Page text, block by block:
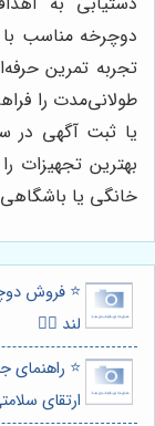
دوچرخه مناسب با
تجربه تمرین
طولانی‌مدت را
یا ثبت آگهی در
بهترین تجهیزات
خانگی یا
⭐️ فروش
لند 🚴‍♀️
⭐️ راهنمای
ارتقای